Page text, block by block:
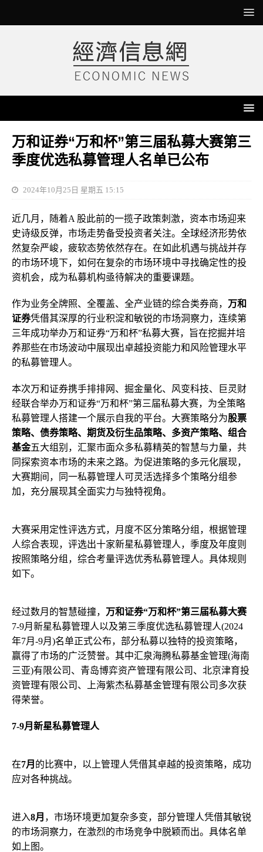
万和证券“万和杯”第三届私募大赛第三
季度优选私募管理人名单已公布
2024年10月25日 星期五 15:15
近几月，随着A 股此前的一揽子政策刺激，资本市场迎来
史诗级反弹，市场走势备受投资者关注。全球经济形势依
然复杂严峻，疲软态势依然存在。在如此机遇与挑战并存
的市场环境下，如何在复杂的市场环境中寻找确定性的投
资机会，成为私募机构亟待解决的重要课题。
作为业务全牌照、全覆盖、全产业链的综合类券商， 万和
证券凭借其深厚的行业积淀和敏锐的市场洞察力，连续第
三年成功举办万和证券“万和杯”私募大赛，旨在挖掘并培
养那些在市场波动中展现出卓越投资能力和风险管理水平
的私募管理人。
本次万和证券携手排排网、掘金量化、风变科技、巨灵财
经联合举办万和证券“万和杯”第三届私募大赛，为全策略
私募管理人搭建一个展示自我的平台。大赛策略分为股票
策略、债券策略、期货及衍生品策略、多资产策略、组合
基金五大组别，汇聚市面众多私募精英的智慧与力量，共
同探索资本市场的未来之路。为促进策略的多元化展现，
大赛期间，同一私募管理人可灵活选择多个策略分组参
加，充分展现其全面实力与独特视角。
大赛采用定性评选方式，月度不区分策略分组，根据管理
人综合表现，评选出十家新星私募管理人，季度及年度则
按照策略分组，综合考量评选优秀私募管理人。具体规则
如下。
经过数月的智慧碰撞， 万和证券“万和杯”第三届私募大赛
7-9月新星私募管理人以及第三季度优选私募管理人(2024
年7月-9月)名单正式公布，部分私募以独特的投资策略，
赢得了市场的广泛赞誉。其中汇泉海腾私募基金管理(海南
三亚)有限公司、青岛博弈资产管理有限公司、北京津育投
资管理有限公司、上海紫杰私募基金管理有限公司多次获
得荣誉。
7-9月新星私募管理人
在7月 的比赛中，以上管理人凭借其卓越的投资策略，成功
应对各种挑战。
进入8月 ，市场环境更加复杂多变，部分管理人凭借其敏锐
的市场洞察力，在激烈的市场竞争中脱颖而出。具体名单
如上图。